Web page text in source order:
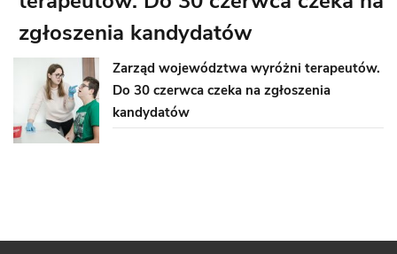
zgłoszenia kandydatów
Zarząd województwa wyróżni terapeutów.
Do 30 czerwca czeka na zgłoszenia
kandydatów